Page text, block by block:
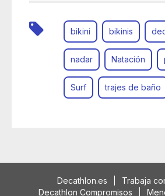
bikini bikinis
nadar Natación
Surf trajes de baño
Decathlon.es
Trabaja
Decathlon Compromisos